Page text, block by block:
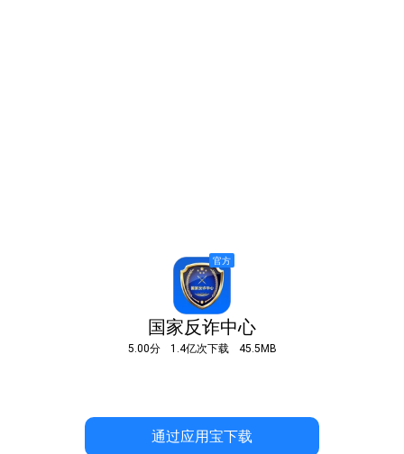
国家反诈中心
5.00分 1.4亿次下载 45.5MB
通过应用宝下载